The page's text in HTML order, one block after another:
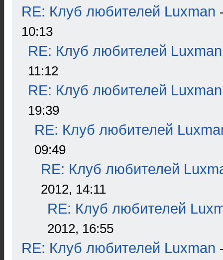
RE: Клуб любителей Luxman
10:13
RE: Клуб любителей Luxman
11:12
RE: Клуб любителей Luxman
19:39
RE: Клуб любителей
09:49
RE: Клуб любителей
2012, 14:11
RE: Клуб любителей
2012, 16:55
RE: Клуб любителей Luxman